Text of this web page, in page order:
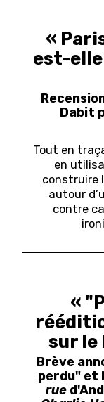
«
est-
Dabit
Tout en
en
construire
autour
contre
«
sur le
Brève
perdu" et
rue